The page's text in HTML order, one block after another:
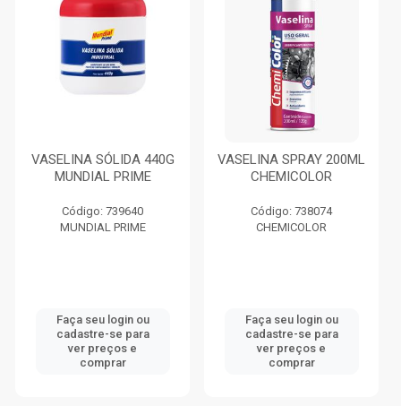
VASELINA SÓLIDA 440G
MUNDIAL PRIME
Código: 739640
MUNDIAL PRIME
Faça seu login ou
cadastre-se para
ver preços e
comprar
VASELINA SPRAY 200ML
CHEMICOLOR
Código: 738074
CHEMICOLOR
Faça seu login ou
cadastre-se para
ver preços e
comprar